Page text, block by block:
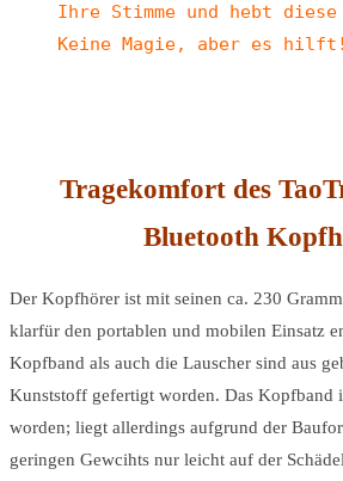
Ihre Stimme und hebt
Keine Magie, aber es hilft!
Tragekomfort des
Bluetooth
Der Kopfhörer ist mit seinen ca. 230
klarfür den portablen und mobilen Einsatz
Kopfband als auch die Lauscher sind aus
Kunststoff gefertigt worden. Das Kopfband
worden; liegt allerdings aufgrund der
geringen Gewcihts nur leicht auf der